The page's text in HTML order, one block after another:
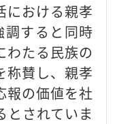
における親孝
すると同時
わたる民族の
称賛し、親孝
報の価値を社
とされていま